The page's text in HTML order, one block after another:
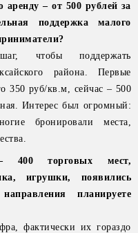
– от 500 рублей за
поддержка малого
чтобы поддержать
района. Первые
350 руб/кв.м, сейчас – 500
Интерес был огромный:
бронировали места,
400 торговых мест,
игрушки, появились
планируете
фактически их гораздо